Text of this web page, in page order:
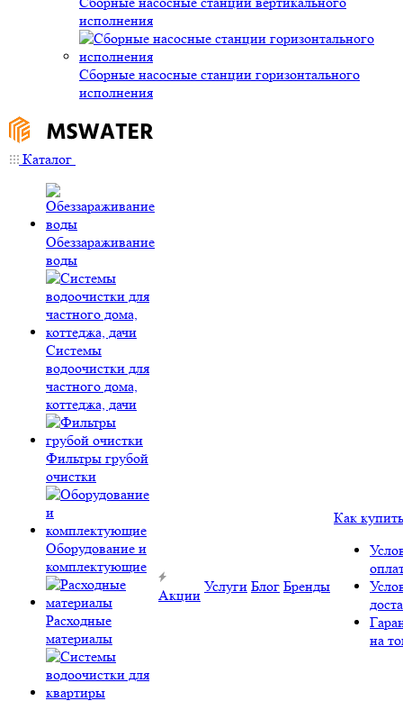
исполнения
Сборные насосные станции горизонтального
исполнения
Каталог
Обеззараживание
воды
Системы
водоочистки для
частного дома,
коттеджа, дачи
Фильтры грубой
очистки
Оборудование и
комплектующие
Расходные
материалы
Акции
Услуги Блог Бренды
Как купить
на